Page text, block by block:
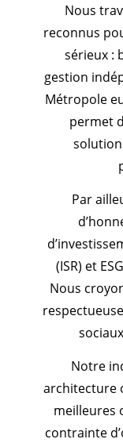
Nous
reconnus
sérieux :
gestion
Métropole
permet
Par
(ISR) et
Nous
Notre
architecture
meilleures
contrainte